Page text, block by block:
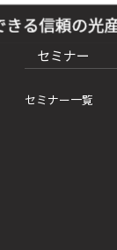
セミナー
セミナー一覧